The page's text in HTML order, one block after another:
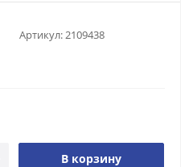
Артикул: 2109438
В корзину